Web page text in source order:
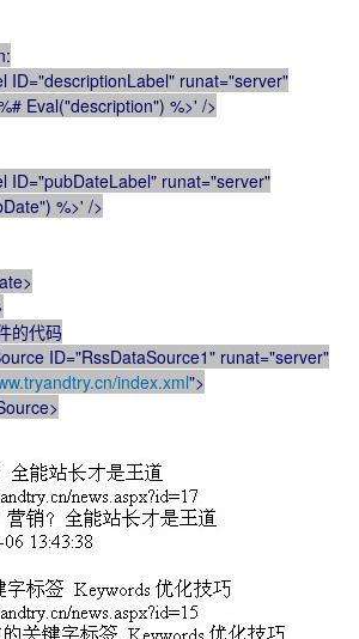
runat="server"
%>' />
runat="server"
%>' />
代码
ID="RssDataSource1" runat="server"
index.xml">